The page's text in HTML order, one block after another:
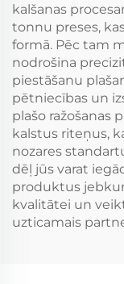
kalšanas
tonnu preses,
formā. Pēc tam
nodrošina
piestāšanu
pētniecības un
plašo ražošanas
kalstus riteņus,
nozares
dēļ jūs varat
produktus
kvalitātei un
uzticamais